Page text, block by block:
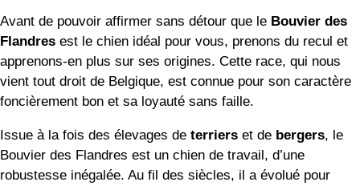
Avant de pouvoir affirmer sans détour que le Bouvier des
Flandres est le chien idéal pour vous, prenons du recul et
apprenons-en plus sur ses origines. Cette race, qui nous
vient tout droit de Belgique, est connue pour son caractère
foncièrement bon et sa loyauté sans faille.
Issue à la fois des élevages de terriers et de bergers, le
Bouvier des Flandres est un chien de travail, d’une
robustesse inégalée. Au fil des siècles, il a évolué pour